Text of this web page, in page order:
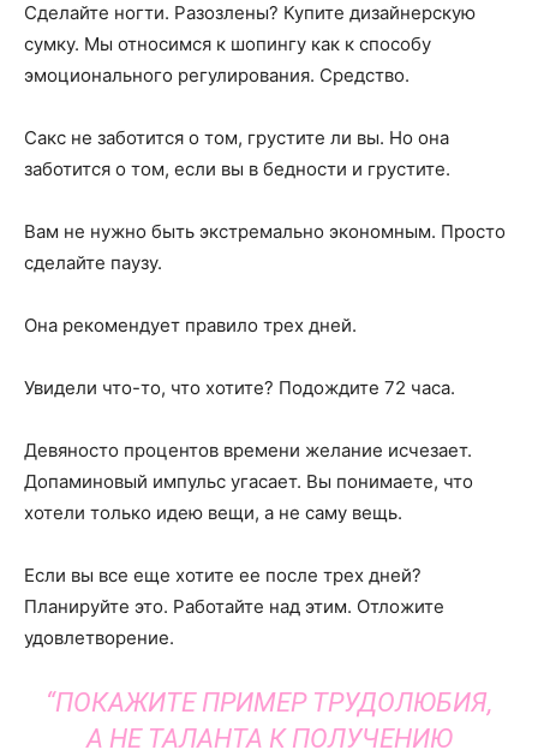
Сделайте ногти. Разозлены? Купите дизайнерскую
сумку. Мы относимся к шопингу как к способу
эмоционального регулирования. Средство.
Сакс не заботится о том, грустите ли вы. Но она
заботится о том, если вы в бедности и грустите.
Вам не нужно быть экстремально экономным. Просто
сделайте паузу.
Она рекомендует правило трех дней.
Увидели что-то, что хотите? Подождите 72 часа.
Девяносто процентов времени желание исчезает.
Допаминовый импульс угасает. Вы понимаете, что
хотели только идею вещи, а не саму вещь.
Если вы все еще хотите ее после трех дней?
Планируйте это. Работайте над этим. Отложите
удовлетворение.
“ПОКАЖИТЕ ПРИМЕР ТРУДОЛЮБИЯ,
А НЕ ТАЛАНТА К ПОЛУЧЕНИЮ